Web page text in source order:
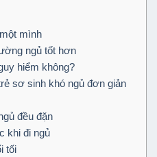
mình
ngủ tốt hơn
hiểm không?
sơ sinh khó ngủ đơn giản
đều đặn
khi đi ngủ
tối